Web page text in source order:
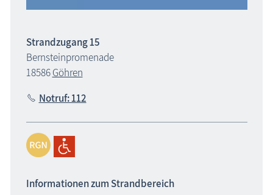
Strandzugang 15
Bernsteinpromenade
18586Göhren
Notruf: 112
Informationen zum Strandbereich